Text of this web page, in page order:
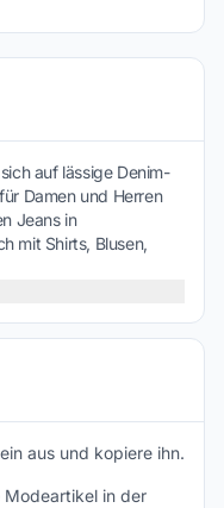
auf lässige Denim-
Damen und Herren
Jeans in
mit Shirts, Blusen,
Auswahl an aktuellen
einfach. Wer bequeme
aus und kopiere ihn.
Modeartikel in der